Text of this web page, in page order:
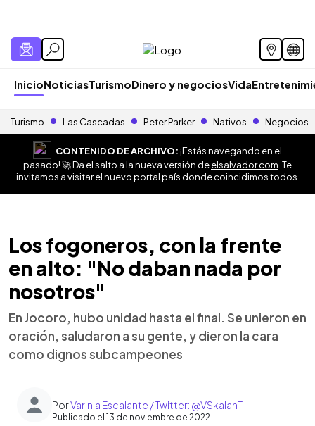
InicioNoticiasTurismoDinero y negociosVida
Turismo Las Cascadas Peter Parker Nativos Negocios
CONTENIDO DE ARCHIVO:¡Estás navegando en el
pasado! 🚀 Da el salto a la nueva versión deelsalvador.com . Te
invitamos a visitar el nuevo portal país donde coincidimos todos.
Los fogoneros, con la frente
en alto: "No daban nada por
nosotros"
En Jocoro, hubo unidad hasta el final. Se unieron en
oración, saludaron a su gente, y dieron la cara
como dignos subcampeones
PorVarinia Escalante / Twitter: @VSkalanT
Publicado el 13 de noviembre de 2022